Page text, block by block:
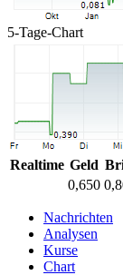
5-Tage-Chart
Realtime Geld
0,650
Nachrichten
Analysen
Kurse
Chart